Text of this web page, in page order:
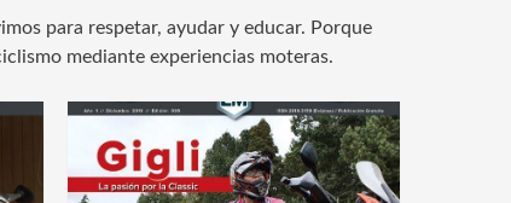
para respetar, ayudar y educar. Porque
mediante experiencias moteras.